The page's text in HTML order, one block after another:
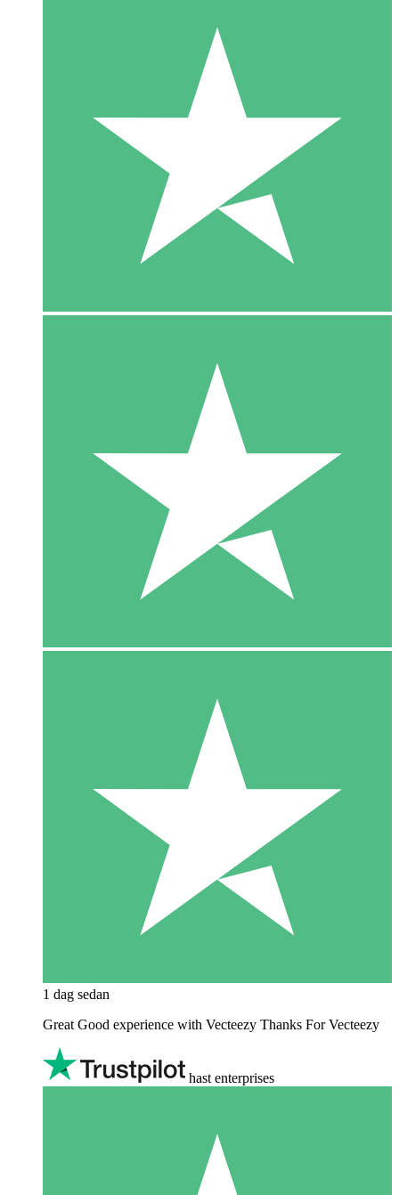
1 dag sedan
Great Good experience with Vecteezy Thanks For Vecteezy
hast enterprises